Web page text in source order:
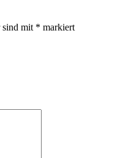
sind mit * markiert